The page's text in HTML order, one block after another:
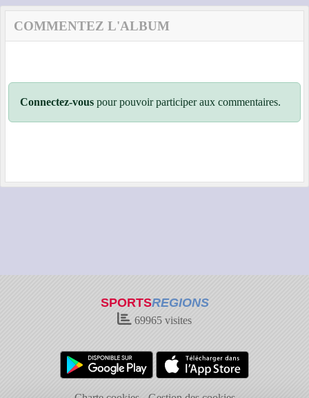
COMMENTEZ L'ALBUM
Connectez-vous pour pouvoir participer aux commentaires.
SPORTSREGIONS
69965 visites